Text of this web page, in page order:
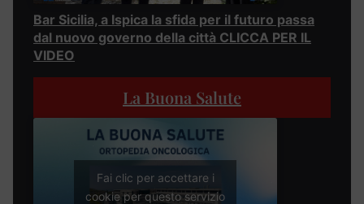
Bar Sicilia, a Ispica la sfida per il futuro passa
dal nuovo governo della città CLICCA PER IL
VIDEO
La Buona Salute
Fai clic per accettare i
cookie per questo servizio